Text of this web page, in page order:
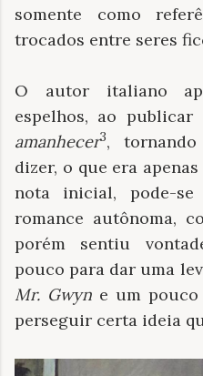
somente como
trocados entre seres
O autor italiano
espelhos, ao publicar
amanhecer3, tornando
dizer, o que era
nota inicial, pode-
romance autônoma,
porém sentiu
pouco para dar uma
Mr. Gwyn e um
perseguir certa ideia